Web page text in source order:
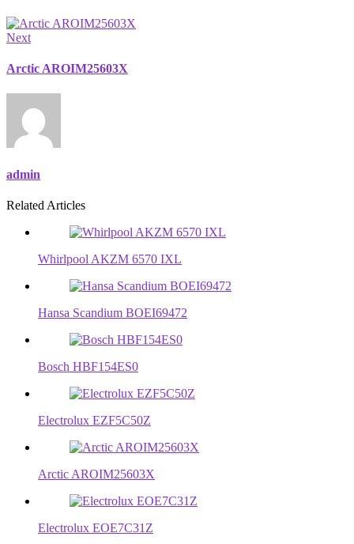
Next
Arctic AROIM25603X
admin
Related Articles
Whirlpool AKZM 6570 IXL
Hansa Scandium BOEI69472
Bosch HBF154ES0
Electrolux EZF5C50Z
Arctic AROIM25603X
Electrolux EOE7C31Z